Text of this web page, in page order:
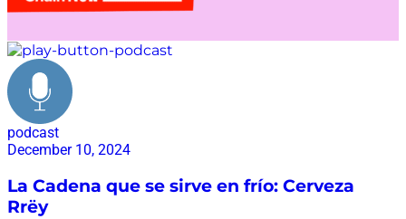
podcast
December 10, 2024
La Cadena que se sirve en frío: Cerveza
Rrëy